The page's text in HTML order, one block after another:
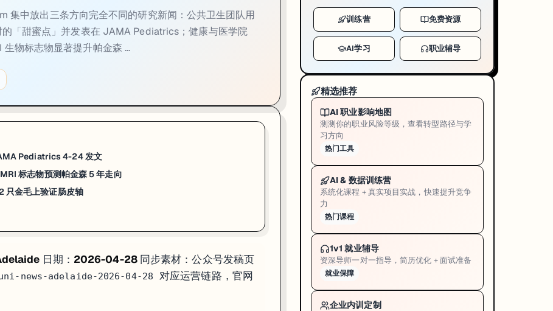
究是直接的论文素材。澳洲卫生部门 2026 年正在评估青少年社媒立法（年龄红线 / 时长上限），这种带大样本、登 JAMA 的本土研究
标志物预测帕金森 5 年走向
：用 测得的脑脊液（CSF）和神经影像（MRI）生物标志物，预测帕金森病（PD）患者 的运动 + 非运动症状。数据来自
题是用诊断附近测得的生物标志物来预测帕金森病（PD）患者 5 年后的症状走向。资深作者是阿大 Associate Professor Lyndsey
床症状，能更准地告诉医生「这个病人 5 年后大概率会经历什么」。这件事对治疗策略影响很大 —— 帕金森患者中高达 85% 会在某个阶
募 PD 确诊患者参与队列研究。对走 Neuroscience / Medical Imaging / Allied Health 方向的国际学生，阿大 Health and Medical
金毛上验证肠皮轴
共90 天，用
一家专做犬类免疫健康产品的兽医企业，跟踪了 12 只健康金毛 90 天，每天补益生菌 + 后生元，期间用高级 DNA 测序持续追踪肠道和
Lactobacillus acidophilus、Lactobacillus johnsonii、Limosilactobacillus reuteri 等乳酸杆菌属。研究人员同时观察到肠道健康和皮肤质
学生可以注意 —— 阿大的 Roseworthy 校区是澳洲少数有完整兽医学院 + 农场基础设施的地方，这种带产业合作 + 多期论文产出的研究
中放出三条方向完全不同的研究新闻：公共卫生团队用
「甜蜜点」并发表在 JAMA Pediatrics；健康与医学院
物标志物显著提升帕金森 ...
Pediatrics 4-24 发文
标志物预测帕金森 5 年走向
只金毛上验证肠皮轴
日期： 2026-04-28同步素材：公众号发稿页
news-adelaide-2026-04-28
对应运营链路，官网
训练营 免费资源
AI学习 职业辅导
精选推荐
AI 职业影响地图
测测你的职业风险等级，查看转型路径与学
习方向
热门工具
AI & 数据训练营
系统化课程 + 真实项目实战，快速提升竞争
力
热门课程
1v1 就业辅导
资深导师一对一指导，简历优化 + 面试准备
就业保障
企业内训定制